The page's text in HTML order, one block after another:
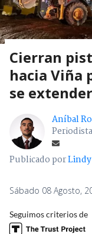
Cierran
hacia Viña
se
Aníbal
Publicado por
Sábado 08 Agosto,
Seguimos criterios de